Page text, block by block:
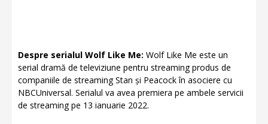
Despre serialul Wolf Like Me: Wolf Like Me este un
serial dramă de televiziune pentru streaming produs de
companiile de streaming Stan și Peacock în asociere cu
NBCUniversal. Serialul va avea premiera pe ambele servicii
de streaming pe 13 ianuarie 2022.